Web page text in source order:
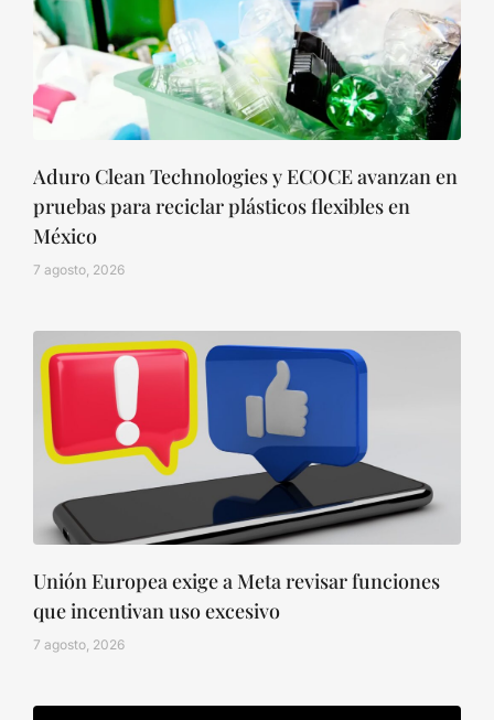
Aduro Clean Technologies y ECOCE avanzan en
pruebas para reciclar plásticos flexibles en
México
7 agosto, 2026
Unión Europea exige a Meta revisar funciones
que incentivan uso excesivo
7 agosto, 2026